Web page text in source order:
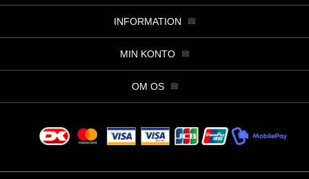
INFORMATION
MIN KONTO
OM OS